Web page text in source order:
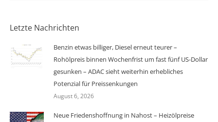
Letzte Nachrichten
Benzin etwas billiger, Diesel erneut teurer –
Rohölpreis binnen Wochenfrist um fast fünf US-Dollar
gesunken – ADAC sieht weiterhin erhebliches
Potenzial für Preissenkungen
August 6, 2026
Neue Friedenshoffnung in Nahost – Heizölpreise